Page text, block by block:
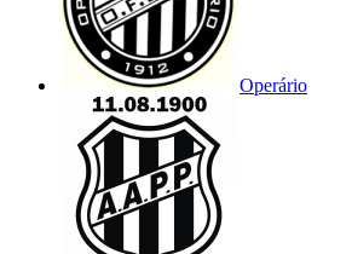
Operário